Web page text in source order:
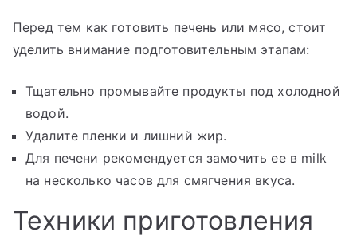
Перед тем как готовить печень или мясо, стоит
уделить внимание подготовительным этапам:
Тщательно промывайте продукты под холодной
водой.
Удалите пленки и лишний жир.
Для печени рекомендуется замочить ее в milk
на несколько часов для смягчения вкуса.
Техники приготовления